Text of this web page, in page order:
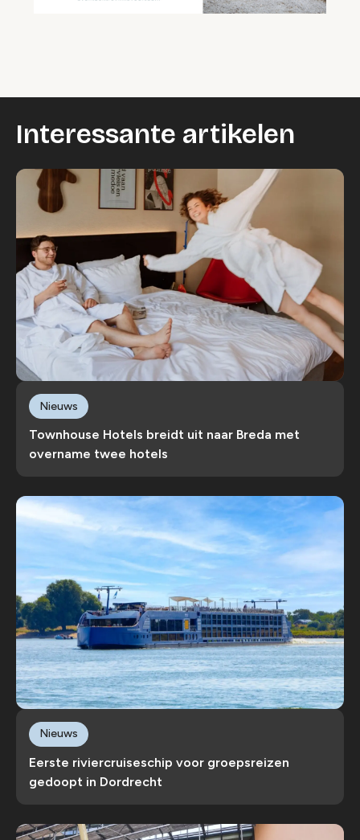
Interessante artikelen
Townhouse Hotels breidt uit naar Breda met
overname twee hotels
Nieuws
Eerste riviercruiseschip voor groepsreizen
gedoopt in Dordrecht
Nieuws